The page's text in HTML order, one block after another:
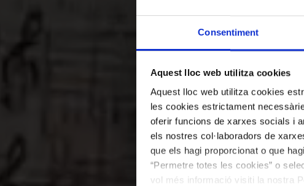
Consentiment
Aquest lloc web utilitza cookies
Aquest lloc web utilitza cookies
les cookies estrictament
oferir funcions de xarxes socials i
els nostres col·laboradors de
que els hagi proporcionat o que
“Permetre totes les cookies” o
vol més informació visiti la nostra
Viu